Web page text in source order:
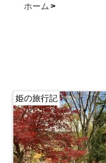
ホーム
姫の旅行記